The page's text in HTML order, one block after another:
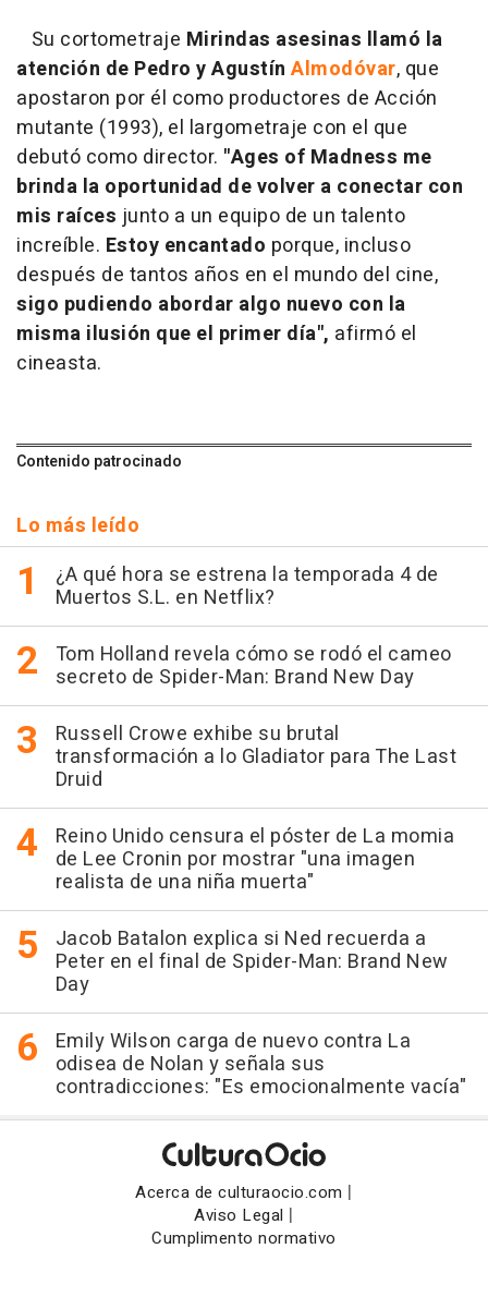
Su cortometraje Mirindas asesinas llamó la
atención de Pedro y Agustín Almodóvar, que
apostaron por él como productores de Acción
mutante (1993), el largometraje con el que
debutó como director. "Ages of Madness me
brinda la oportunidad de volver a conectar con
mis raíces junto a un equipo de un talento
increíble. Estoy encantado porque, incluso
después de tantos años en el mundo del cine,
sigo pudiendo abordar algo nuevo con la
misma ilusión que el primer día", afirmó el
cineasta.
Contenido patrocinado
Lo más leído
¿A qué hora se estrena la temporada 4 de
Muertos S.L. en Netflix?
Tom Holland revela cómo se rodó el cameo
secreto de Spider-Man: Brand New Day
Russell Crowe exhibe su brutal
transformación a lo Gladiator para The Last
Druid
Reino Unido censura el póster de La momia
de Lee Cronin por mostrar "una imagen
realista de una niña muerta"
Jacob Batalon explica si Ned recuerda a
Peter en el final de Spider-Man: Brand New
Day
Emily Wilson carga de nuevo contra La
odisea de Nolan y señala sus
contradicciones: "Es emocionalmente vacía"
Acerca de culturaocio.com |
Aviso Legal |
Cumplimento normativo